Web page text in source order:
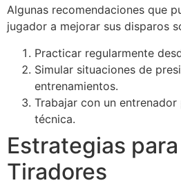
Algunas recomendaciones que
jugador a mejorar sus disparos
Practicar regularmente
Simular situaciones de
entrenamientos.
Trabajar con un
técnica.
Estrategias
Tiradores